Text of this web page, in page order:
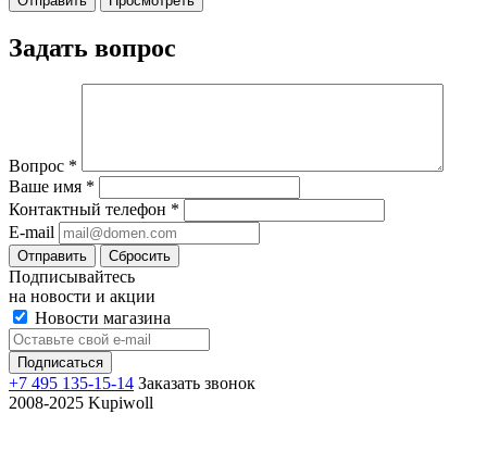
Задать вопрос
Вопрос *
Ваше имя *
Контактный телефон *
E-mail
Отправить Сбросить
Подписывайтесь
на новости и акции
Новости магазина
+7 495 135-15-14 Заказать звонок
2008-2025 Kupiwoll